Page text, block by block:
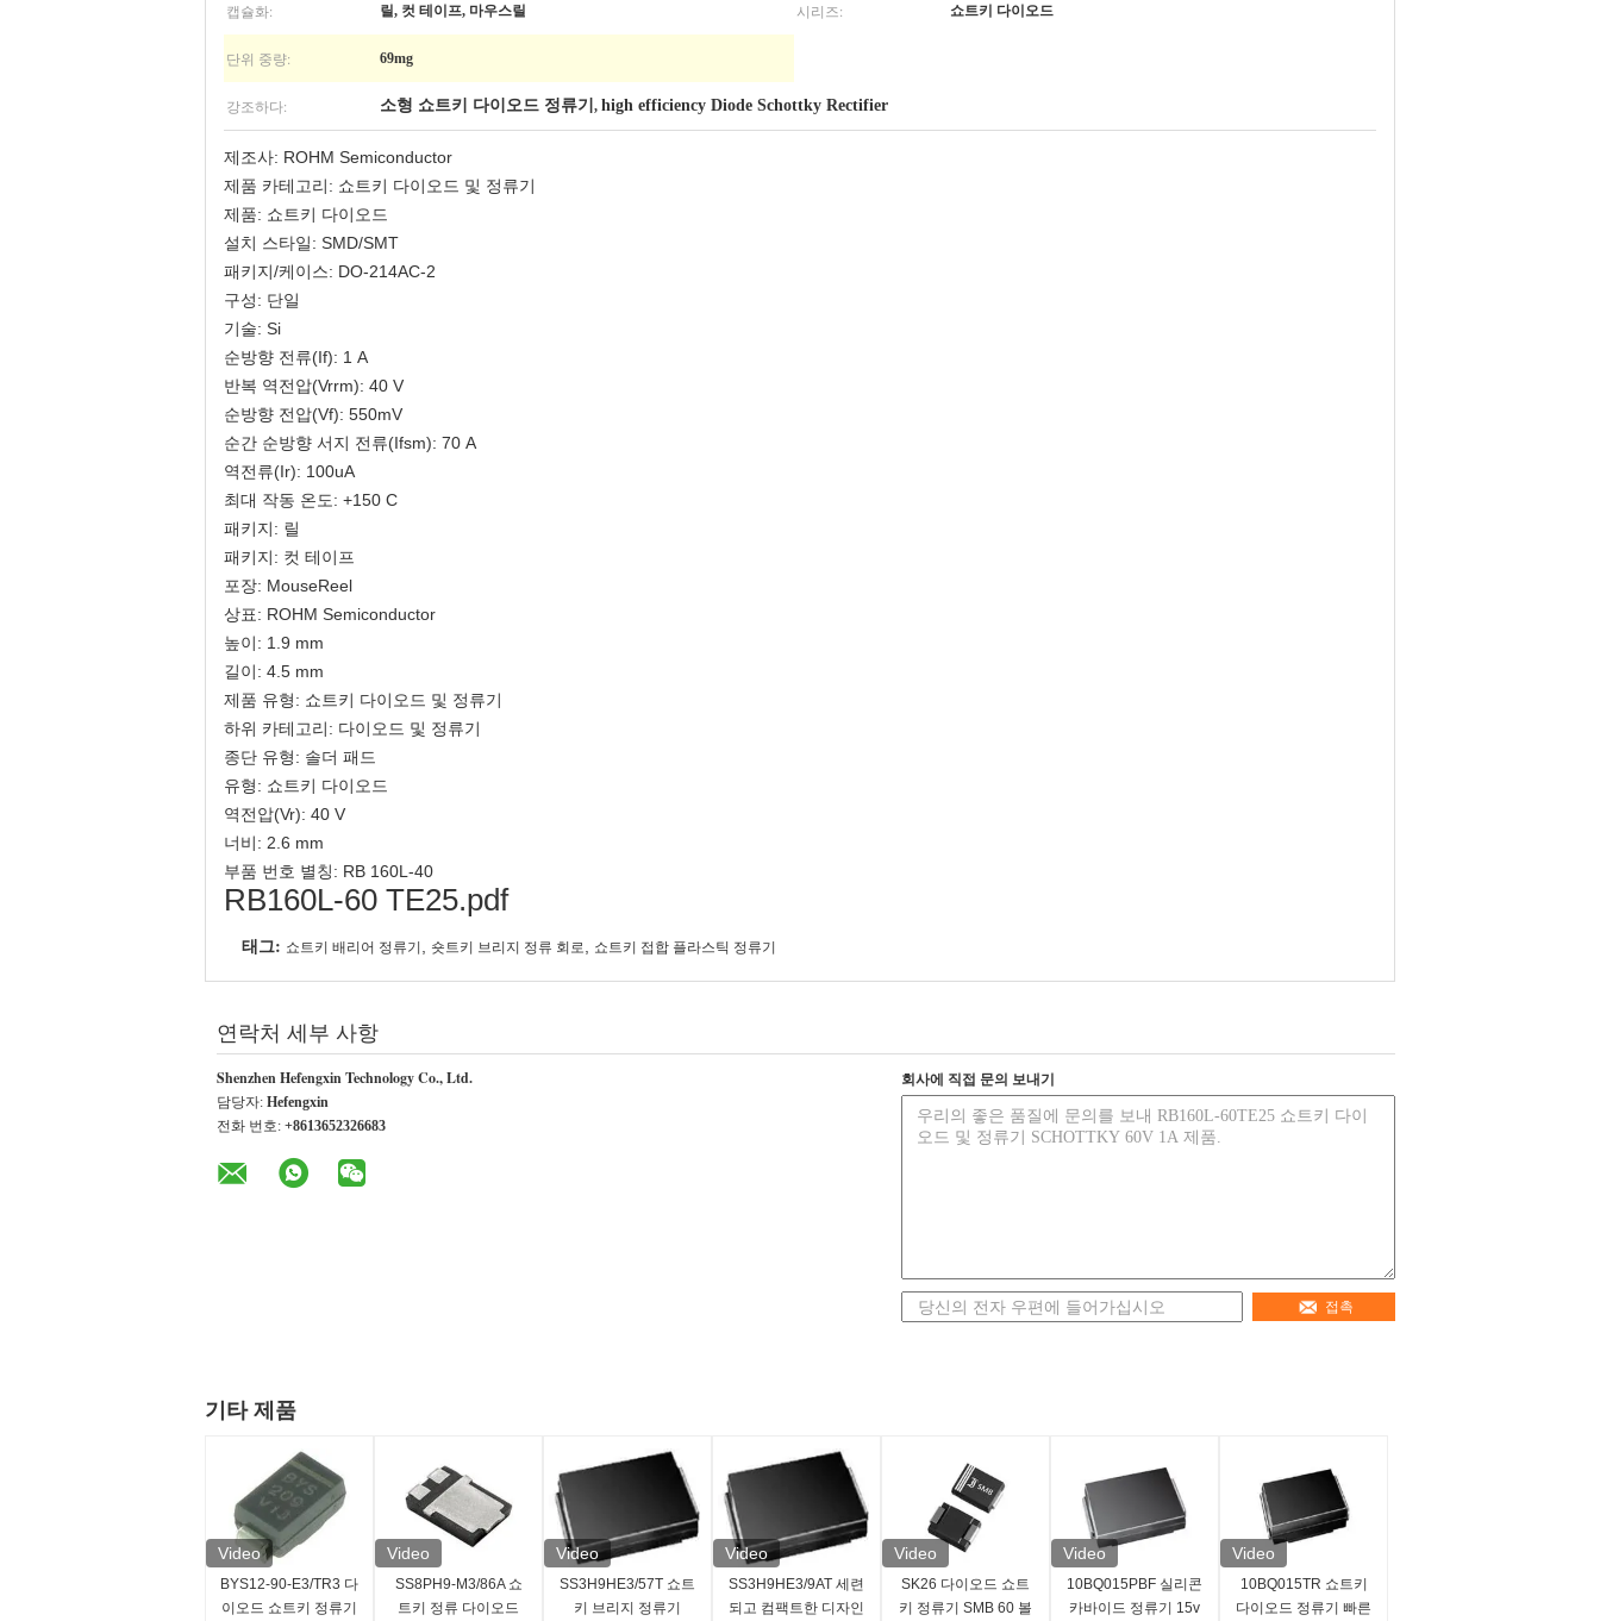
캡슐화: 릴, 컷 테이프, 마우스릴 시리즈: 쇼트키 다이오드
단위 중량: 69mg
강조하다: 소형 쇼트키 다이오드 정류기 , high efficiency Diode Schottky Rectifier
제조사: ROHM Semiconductor
제품 카테고리: 쇼트키 다이오드 및 정류기
제품: 쇼트키 다이오드
설치 스타일: SMD/SMT
패키지/케이스: DO-214AC-2
구성: 단일
기술: Si
순방향 전류(If): 1 A
반복 역전압(Vrrm): 40 V
순방향 전압(Vf): 550mV
순간 순방향 서지 전류(Ifsm): 70 A
역전류(Ir): 100uA
최대 작동 온도: +150 C
패키지: 릴
패키지: 컷 테이프
포장: MouseReel
상표: ROHM Semiconductor
높이: 1.9 mm
길이: 4.5 mm
제품 유형: 쇼트키 다이오드 및 정류기
하위 카테고리: 다이오드 및 정류기
종단 유형: 솔더 패드
유형: 쇼트키 다이오드
역전압(Vr): 40 V
너비: 2.6 mm
부품 번호 별칭: RB 160L-40
RB160L-60 TE25.pdf
태그: 쇼트키 배리어 정류기 숏트키 브리지 정류 회로 쇼트키 접합 플라스틱 정류기
연락처 세부 사항
Shenzhen Hefengxin Technology Co., Ltd.
담당자: Hefengxin
전화 번호: +8613652326683
회사에 직접 문의 보내기
접촉
기타 제품
Video
BYS12-90-E3/TR3 다
이오드 쇼트키 정류기
Video
SS8PH9-M3/86A 쇼
트키 정류 다이오드
Video
SS3H9HE3/57T 쇼트
키 브리지 정류기
Video
SS3H9HE3/9AT 세련
되고 컴팩트한 디자인
Video
SK26 다이오드 쇼트
키 정류기 SMB 60 볼
Video
10BQ015PBF 실리콘
카바이드 정류기 15v
Video
10BQ015TR 쇼트키
다이오드 정류기 빠른